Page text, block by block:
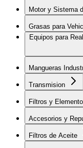
Motor y Sistema
Grasas para
Equipos para
Mangueras
Transmision
Filtros y
Accesorios y
Filtros de Aceite